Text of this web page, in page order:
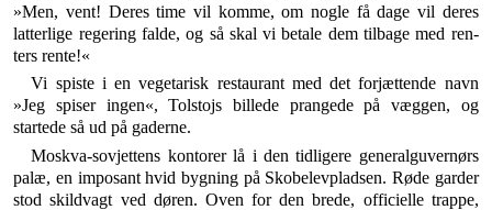
»Men, vent! Deres time vil komme, om nogle få dage vil deres
latterlige regering falde, og så skal vi betale dem tilbage med ren­
ters rente!«
Vi spiste i en vegetarisk restaurant med det forjæt­tende navn
»Jeg spiser ingen«, Tolstojs billede prangede på væggen, og
startede så ud på gaderne.
Moskva-sovjettens kontorer lå i den tidligere general­guvernørs
palæ, en imposant hvid bygning på Skobelev­pladsen. Røde garder
stod skildvagt ved døren. Oven for den brede, officielle trappe,